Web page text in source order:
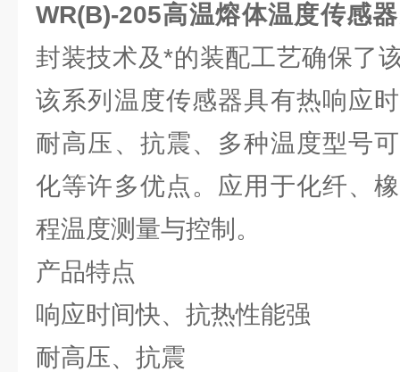
WR(B)-205高温熔体温度传感器
封装技术及*的装配工艺确保了
该系列温度传感器具有热响应
耐高压、抗震、多种温度型号
化等许多优点。应用于化纤、
程温度测量与控制。
产品特点
响应时间快、抗热性能强
耐高压、抗震